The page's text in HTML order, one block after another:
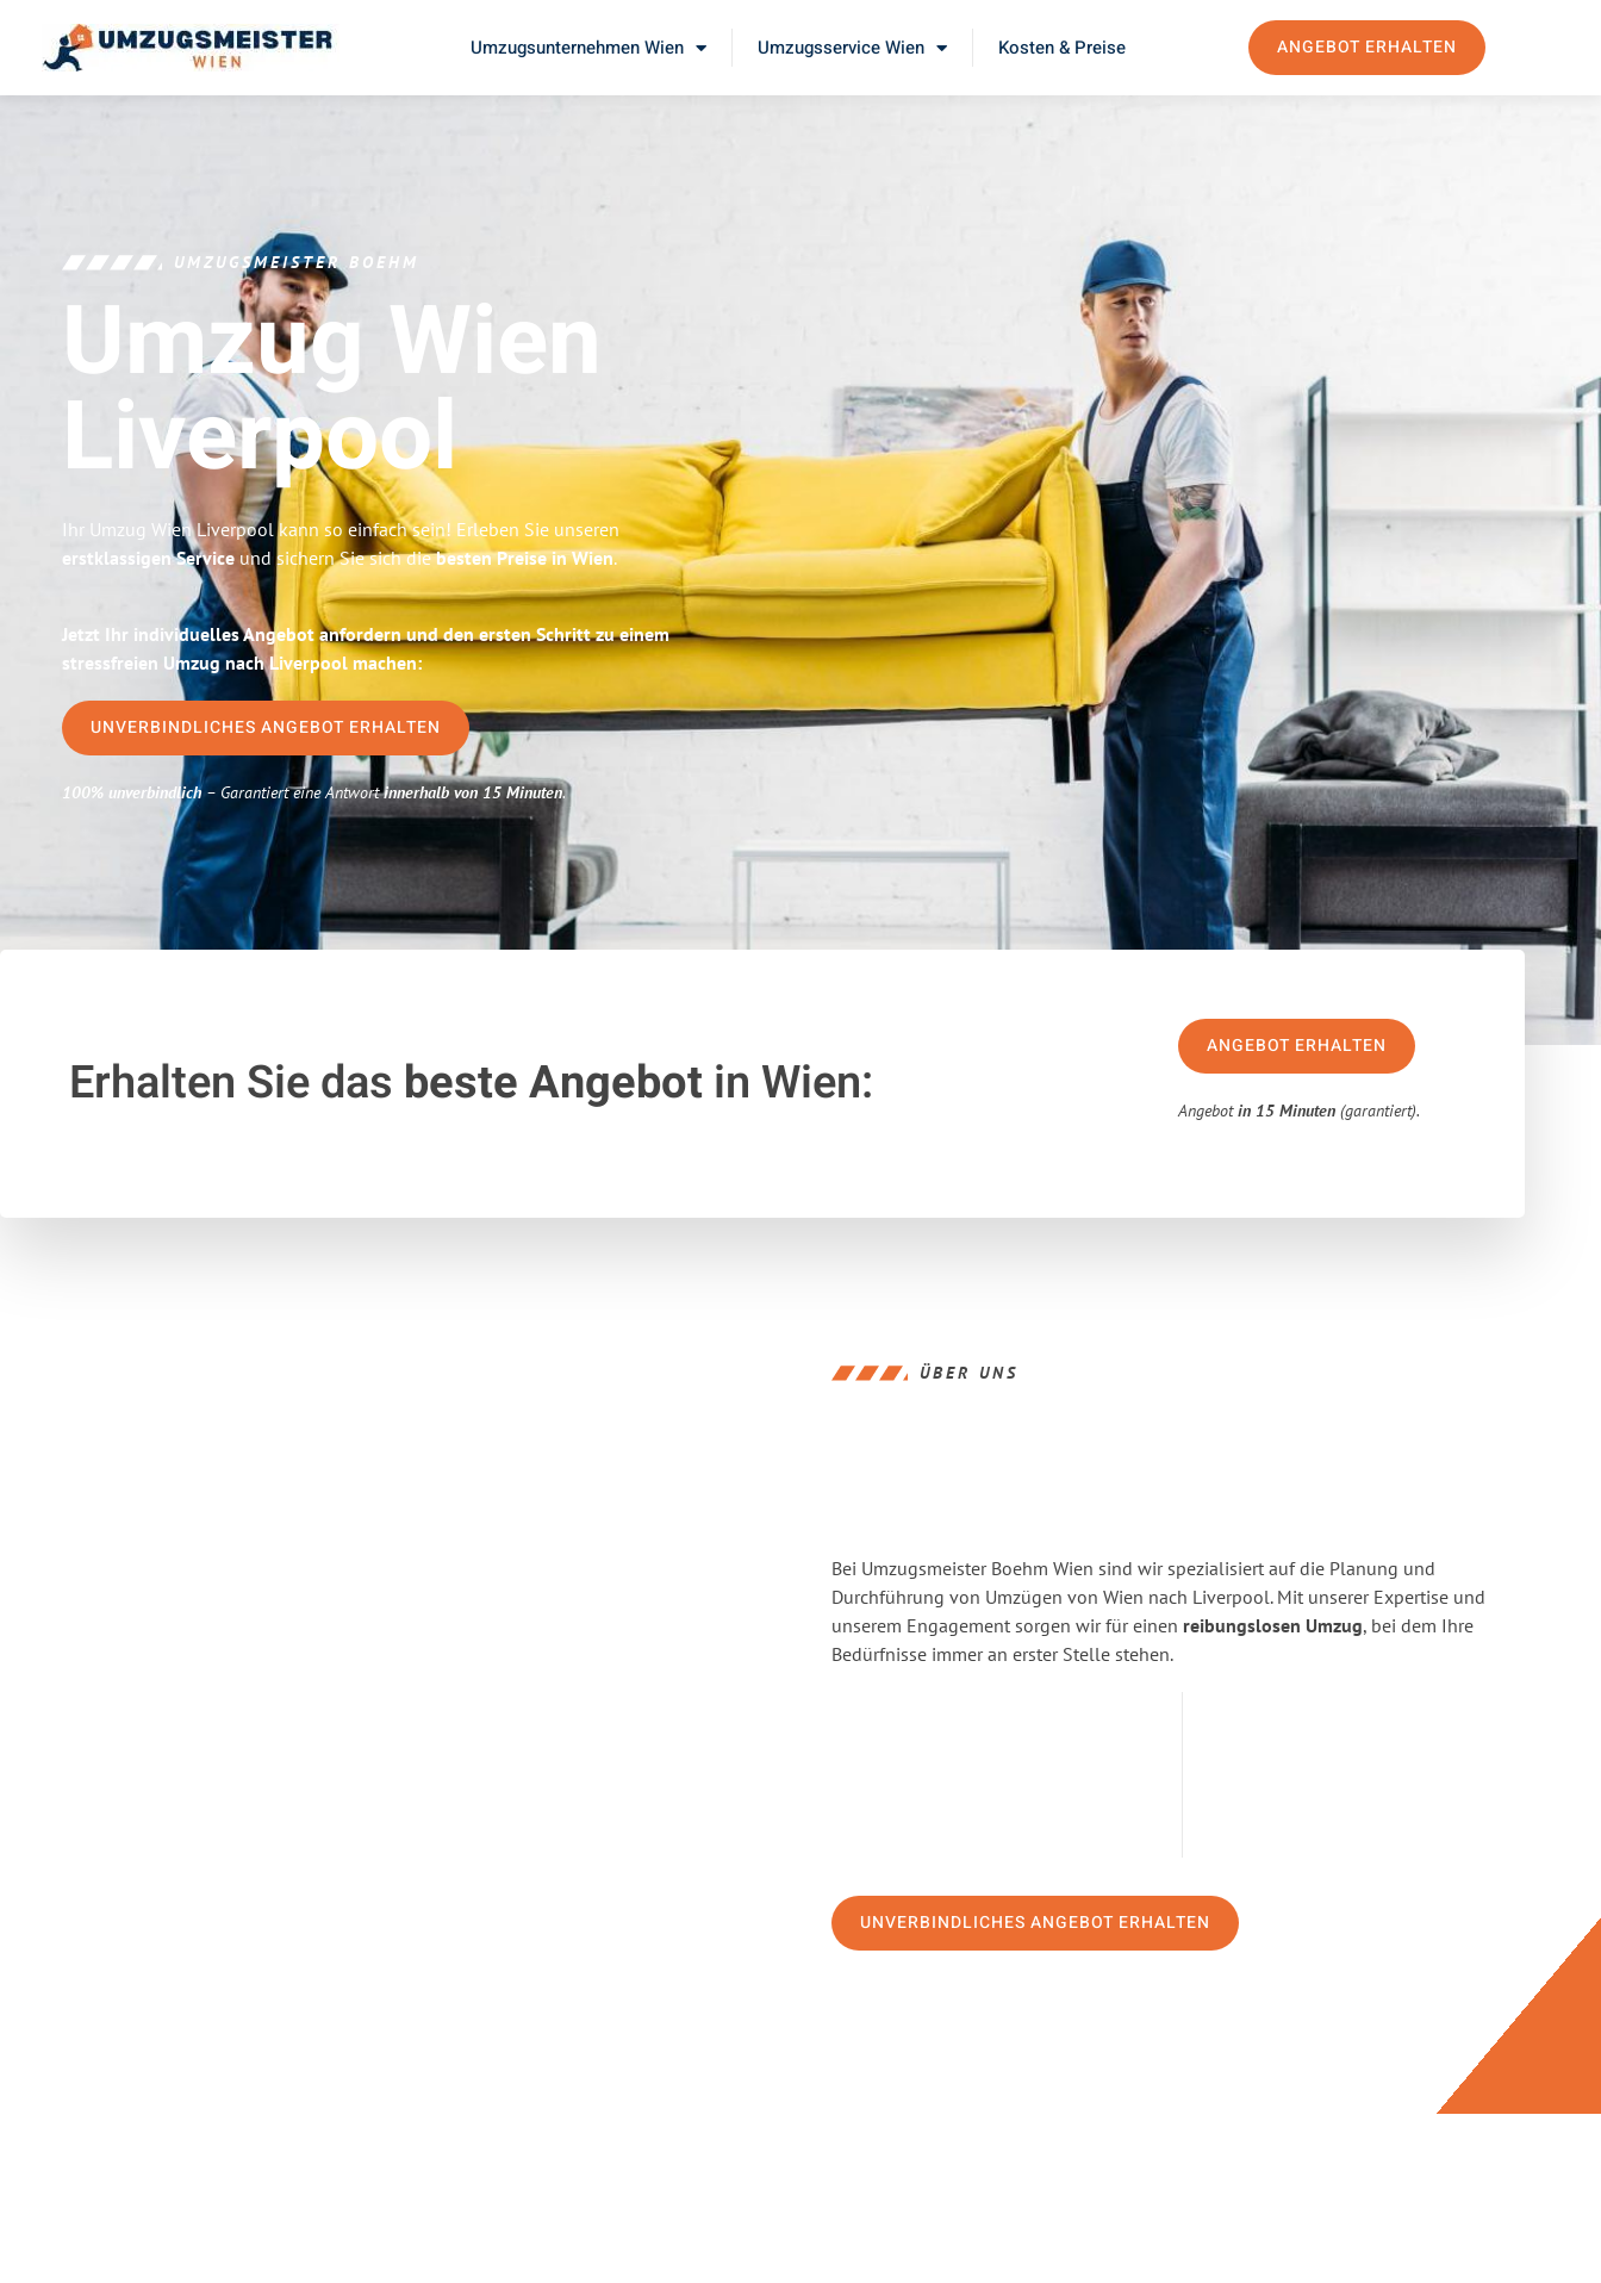
Umzugsunternehmen Wien Umzugsservice Wien Kosten & Preise ANGEBOT ERHALTEN
UMZUGSMEISTER BOEHM
Umzug Wien
Liverpool
Ihr Umzug Wien Liverpool kann so einfach sein! Erleben Sie unseren
erstklassigen Service und sichern Sie sich diebesten Preise in Wien.
Jetzt Ihr individuelles Angebot anfordern und den ersten Schritt zu einem
stressfreien Umzug nach Liverpool machen:
UNVERBINDLICHES ANGEBOT ERHALTEN
100% unverbindlich– Garantiert eine Antwortinnerhalb von 15 Minuten.
Erhalten Sie das beste Angebotin Wien:
ANGEBOT ERHALTEN
Angebotin 15 Minuten (garantiert).
ÜBER UNS
Bei Umzugsmeister Boehm Wien sind wir spezialisiert auf die Planung und
Durchführung von Umzügen von Wien nach Liverpool. Mit unserer Expertise und
unserem Engagement sorgen wir für einen reibungslosen Umzug, bei dem Ihre
Bedürfnisse immer an erster Stelle stehen.
UNVERBINDLICHES ANGEBOT ERHALTEN